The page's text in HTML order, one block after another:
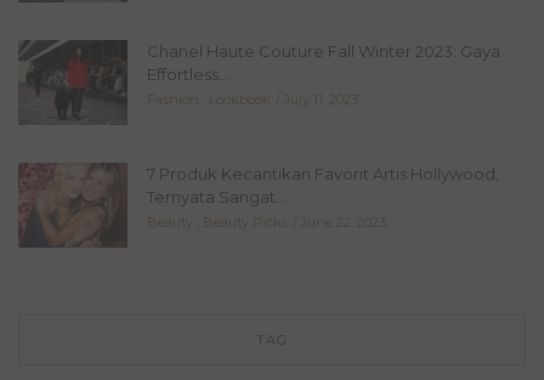
Chanel Haute Couture Fall Winter 2023: Gaya
Effortless...
Fashion Lookbook July 11, 2023
7 Produk Kecantikan Favorit Artis Hollywood,
Ternyata Sangat...
Beauty Beauty Picks June 22, 2023
TAG